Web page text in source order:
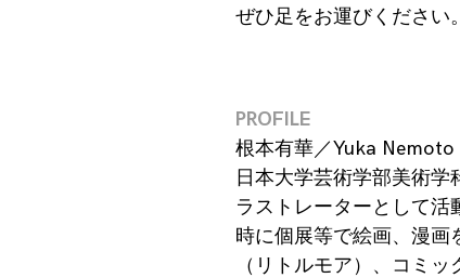
ぜひ足をお運びください。
PROFILE
根本有華／Yuka Nemoto
日本大学芸術学部美術
ラストレーターとして活
時に個展等で絵画、漫画
（リトルモア）、コミ